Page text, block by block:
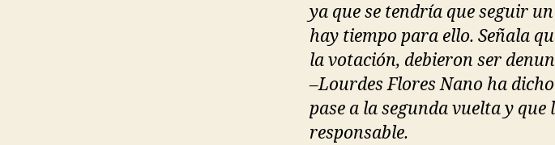
ya que se tendría que seguir
hay tiempo para ello. Señala
la votación, debieron ser
–Lourdes Flores Nano ha
pase a la segunda vuelta y
responsable.